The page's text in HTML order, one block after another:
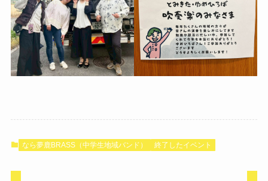
なら夢鹿BRASS（中学生地域バンド） 終了したイベント